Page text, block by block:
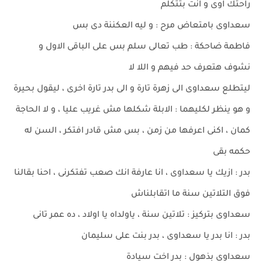
راحتك اوى و انت بتتكلم
سعداوى بامتعاض مرح : و ليه العكننة دى بس
فاطمة ضاحكة : طب تعالى سلم بس على الباقى الاول و
نشوف هتعرف حد فيهم و اللا لا
ليتطلع سعداوى الى زهرة تارة و الى بدر تارة اخرى ، ليقول بحيرة
و هو ينظر لكليهما : الابلة شكلها مش غريب عليا ، و لا الحاجة
كمان ، اكنى اعرفها من زمن ، بس مش قادر افتكر ، السن له
حكمه بقى
بدر : ازيك يا سعداوى ، انا عارفة انك صعب تفتكرنى ، احنا بقالنا
فوق التلاتين سنة ما اتقابلناش
سعداوى بتركيز : تلاتين سنة ، ياولداه يا اولاد ، ده عمر تانى
بدر : انا بدر يا سعداوى ، بدر بنت على سليمان
سعداوى بذهول : بدر اخت سيادة